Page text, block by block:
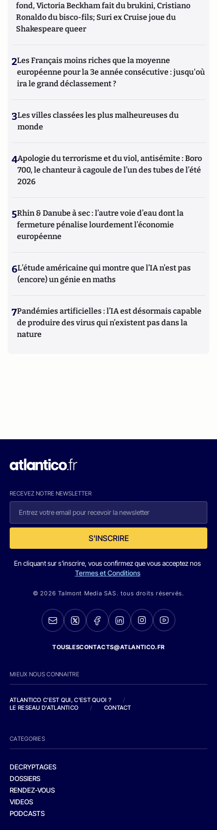
fond, Victoria Beckham fait du brukini, Cristiano
Ronaldo du bisco-fils; Suri ex Cruise joue du
Shakespeare queer
2Les Français moins riches que la moyenne
européenne pour la 3e année consécutive : jusqu'où
ira le grand déclassement ?
3Les villes classées les plus malheureuses du
monde
4Apologie du terrorisme et du viol, antisémite : Boro
700, le chanteur à cagoule de l’un des tubes de l’été
2026
5Rhin & Danube à sec : l’autre voie d’eau dont la
fermeture pénalise lourdement l’économie
européenne
6L’étude américaine qui montre que l’IA n’est pas
(encore) un génie en maths
7Pandémies artificielles : l’IA est désormais capable
de produire des virus qui n’existent pas dans la
nature
RECEVEZ NOTRE NEWSLETTER
S'INSCRIRE
En cliquant sur s'inscrire, vous confirmez que vous acceptez nos
Termes et Conditions
© 2026 Talmont Media SAS. tous droits réservés.
TOUSLESCONTACTS@ATLANTICO.FR
MIEUX NOUS CONNAITRE
ATLANTICO C'EST QUI, C'EST QUOI ?
/
LE RESEAU D'ATLANTICO
/ CONTACT
CATEGORIES
DECRYPTAGES
DOSSIERS
RENDEZ-VOUS
VIDEOS
PODCASTS